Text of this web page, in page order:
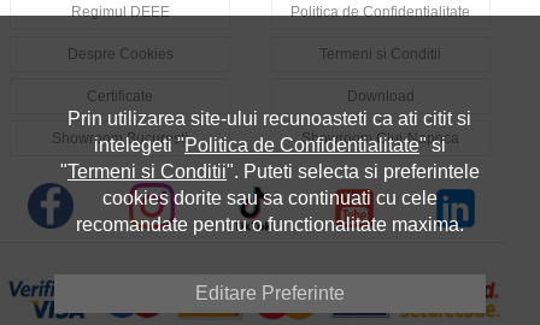
Regimul DEEE Politica de Confidentialitate
Despre Cookies Termeni si Conditii
Certificate Download
Showroom Bucuresti Showroom Cluj-Napoca
Prin utilizarea site-ului recunoasteti ca ati citit si
intelegeti "Politica de Confidentialitate" si
"Termeni si Conditii". Puteti selecta si preferintele
cookies dorite sau sa continuati cu cele
recomandate pentru o functionalitate maxima.
Editare Preferinte